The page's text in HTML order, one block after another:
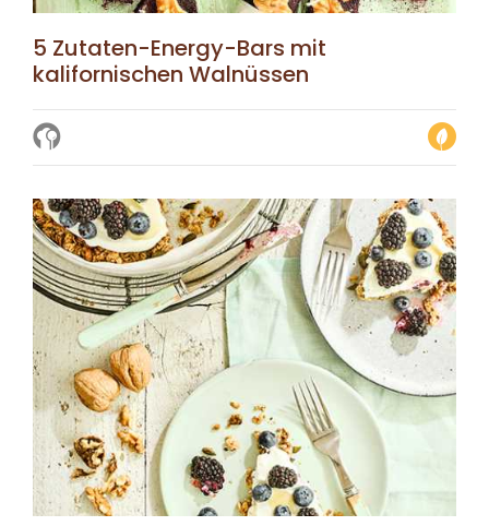
5 Zutaten-Energy-Bars mit
kalifornischen Walnüssen